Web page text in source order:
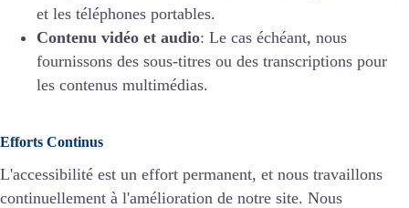
et les téléphones portables.
Contenu vidéo et audio: Le cas échéant, nous
fournissons des sous-titres ou des transcriptions pour
les contenus multimédias.
Efforts Continus
L'accessibilité est un effort permanent, et nous travaillons
continuellement à l'amélioration de notre site. Nous